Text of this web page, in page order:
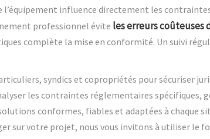
l’équipement influence directement les
professionnel évite les erreurs coûteuses
complète la mise en conformité. Un suivi
syndics et copropriétés pour sécuriser
les contraintes réglementaires spécifiques,
conformes, fiables et adaptées à chaque
sur votre projet, nous vous invitons à utiliser le